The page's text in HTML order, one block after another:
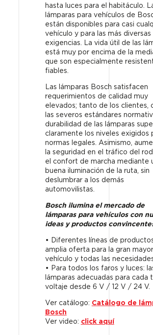
hasta luces para el habitáculo.
lámparas para vehículos de
están disponibles para casi
vehículo y para las más diversas
exigencias. La vida útil de las
está muy por encima de la
que son especialmente
fiables.
Las lámparas Bosch satisfacen
requerimientos de calidad muy
elevados; tanto de los clientes,
las severos estándares
durabilidad de las lámparas
claramente los niveles exigidos
normas legales. Asimismo,
la seguridad en el tráfico del
el confort de marcha mediante
buena iluminación de la ruta, sin
deslumbrar a los demás
automovilistas.
Bosch ilumina el mercado de
lámparas para vehículos con
ideas y productos
• Diferentes líneas de
amplia oferta para la gran
vehículo y todas las
• Para todos los faros y luces:
lámparas adecuadas para cada
voltaje desde 6 V / 12 V / 24 V.
Ver catálogo: Catálogo de
Bosch
Ver video: click aquí